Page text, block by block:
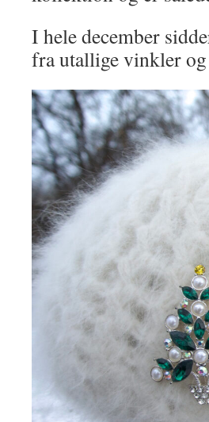
I hele december
fra utallige vinkler